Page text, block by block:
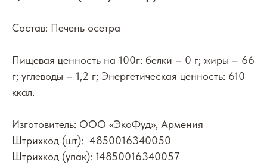
Состав: Печень осетра
Пищевая ценность на 100г: белки – 0 г; жиры – 66
г; углеводы – 1,2 г; Энергетическая ценность: 610
ккал.
Изготовитель: ООО «ЭкоФуд», Армения
Штрихкод (шт): 4850016340050
Штрихкод (упак): 14850016340057